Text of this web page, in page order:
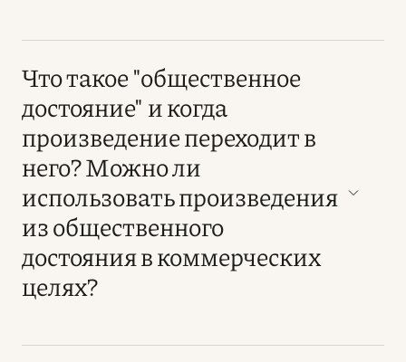
Что такое "общественное
достояние" и когда
произведение переходит в
него? Можно ли
использовать произведения
из общественного
достояния в коммерческих
целях?